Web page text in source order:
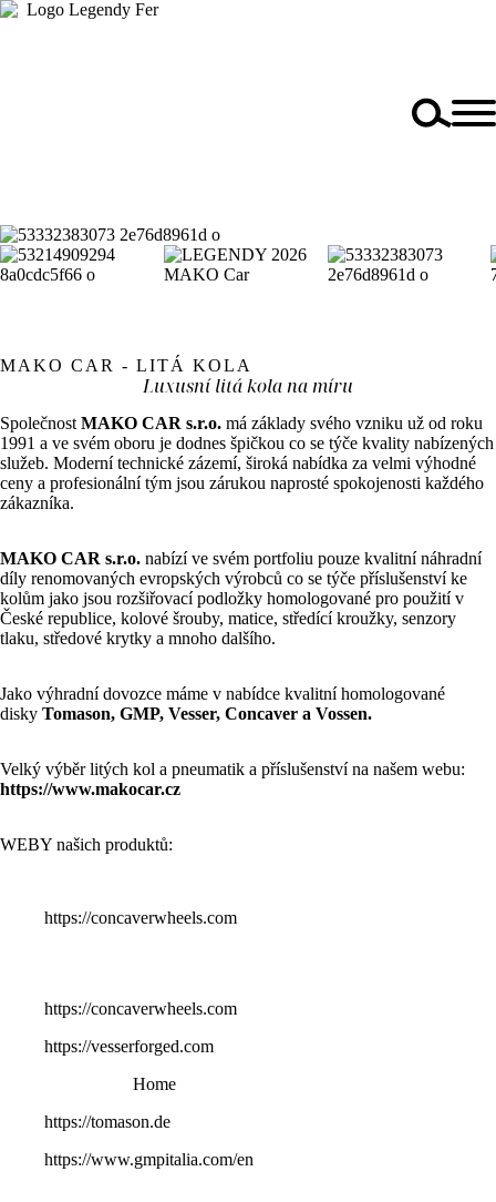
MAKO CAR - LITÁ KOLA
Luxusní litá kola na míru
Společnost MAKO CAR s.r.o. má základy svého vzniku už od roku
1991 a ve svém oboru je dodnes špičkou co se týče kvality nabízených
služeb. Moderní technické zázemí, široká nabídka za velmi výhodné
ceny a profesionální tým jsou zárukou naprosté spokojenosti každého
zákazníka.
MAKO CAR s.r.o. nabízí ve svém portfoliu pouze kvalitní náhradní
díly renomovaných evropských výrobců co se týče příslušenství ke
kolům jako jsou rozšiřovací podložky homologované pro použití v
České republice, kolové šrouby, matice, středící kroužky, senzory
tlaku, středové krytky a mnoho dalšího.
Jako výhradní dovozce máme v nabídce kvalitní homologované
disky Tomason, GMP, Vesser, Concaver a Vossen.
Velký výběr litých kol a pneumatik a příslušenství na našem webu:
https://www.makocar.cz
WEBY našich produktů:
https://concaverwheels.com
https://concaverwheels.com
https://vesserforged.com
Home
https://tomason.de
https://www.gmpitalia.com/en